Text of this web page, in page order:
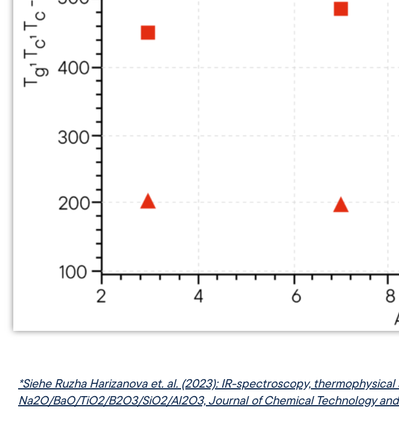
*Siehe Ruzha Harizanova et. al. (2023): IR-spectroscopy,
Na2O/BaO/TiO2/B2O3/SiO2/Al2O3, Journal of Chemical Technology